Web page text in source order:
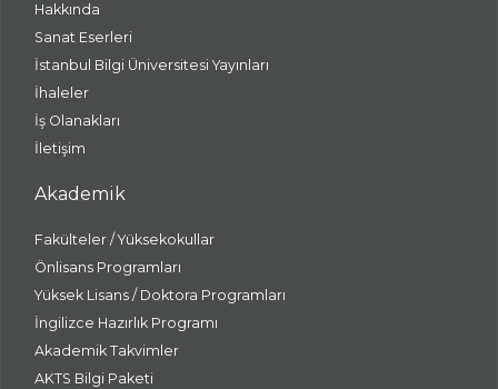
Hakkında
Sanat Eserleri
İstanbul Bilgi Üniversitesi Yayınları
İhaleler
İş Olanakları
İletişim
Akademik
Fakülteler / Yüksekokullar
Önlisans Programları
Yüksek Lisans / Doktora Programları
İngilizce Hazırlık Programı
Akademik Takvimler
AKTS Bilgi Paketi